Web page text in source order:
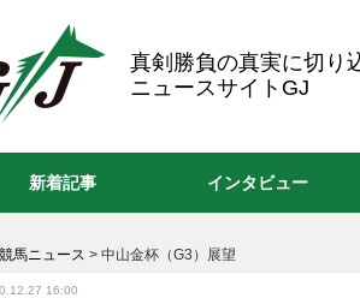
真剣勝負の真実に切り
ニュースサイトGJ
競馬ニュース > 中山金杯（G3）展望
16:00
新着記事 インタビュー